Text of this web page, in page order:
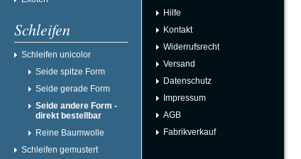
Schleifen
Schleifen unicolor
Seide spitze Form
Seide gerade Form
Seide andere Form -
direkt bestellbar
Reine Baumwolle
Schleifen gemustert
Hilfe
Kontakt
Widerrufsrecht
Versand
Datenschutz
Impressum
AGB
Fabrikverkauf